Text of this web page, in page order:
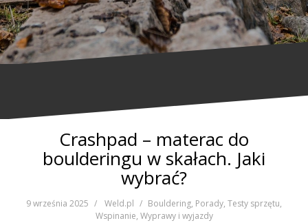
Crashpad – materac do
boulderingu w skałach. Jaki
wybrać?
9 września 2025 Weld.pl Bouldering, Porady, Testy sprzętu,
Wspinanie, Wyprawy i wyjazdy